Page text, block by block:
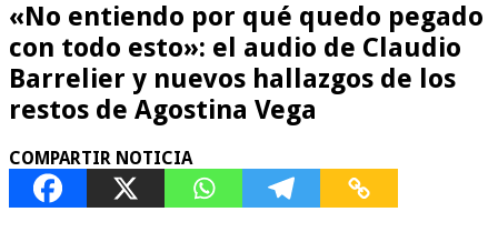
«No entiendo por qué quedo pegado
con todo esto»: el audio de Claudio
Barrelier y nuevos hallazgos de los
restos de Agostina Vega
COMPARTIR NOTICIA